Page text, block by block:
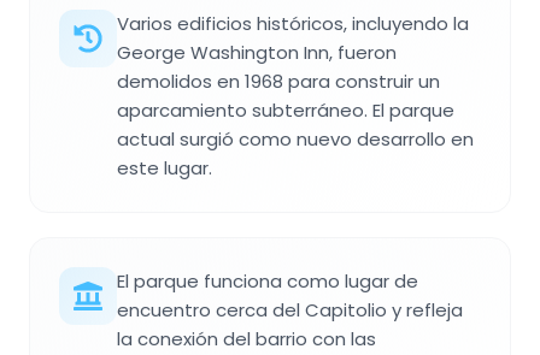
Varios edificios históricos, incluyendo la
George Washington Inn, fueron
demolidos en 1968 para construir un
aparcamiento subterráneo. El parque
actual surgió como nuevo desarrollo en
este lugar.
El parque funciona como lugar de
encuentro cerca del Capitolio y refleja
la conexión del barrio con las